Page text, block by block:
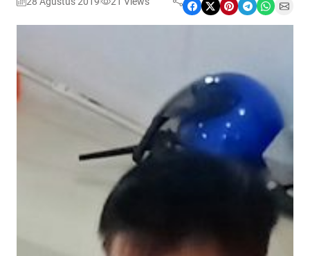
Share on Facebook Share on X Share on Pinterest Share on Telegram Share on WhatsApp Share on Email